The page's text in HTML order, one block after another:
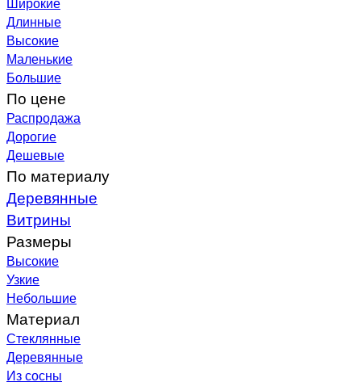
Длинные
Высокие
Маленькие
Большие
По цене
Распродажа
Дорогие
Дешевые
По материалу
Деревянные
Витрины
Размеры
Высокие
Узкие
Небольшие
Материал
Стеклянные
Деревянные
Из сосны